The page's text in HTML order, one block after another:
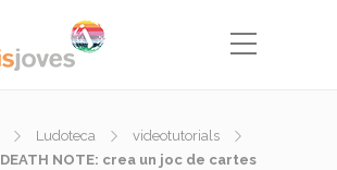
Ludoteca
videotutorials
DEATH NOTE: crea un joc de cartes